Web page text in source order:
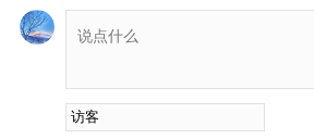
接交战，形成“硬碰硬”的局面。
入“水”的能量。金生水，水生木，